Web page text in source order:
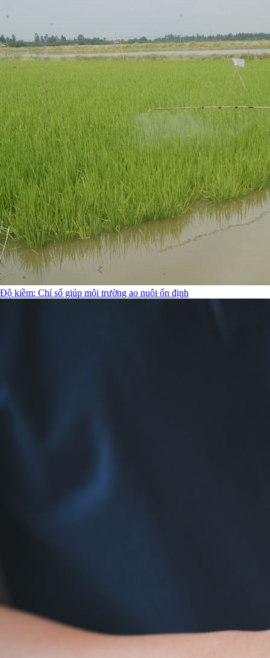
Độ kiềm: Chỉ số giúp môi trường ao nuôi ổn định